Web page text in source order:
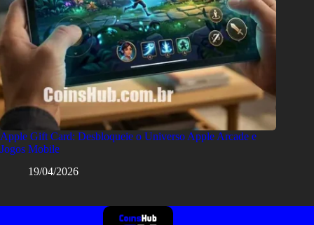
Apple Gift Card: Desbloqueie o Universo Apple Arcade e
Jogos Mobile
19/04/2026